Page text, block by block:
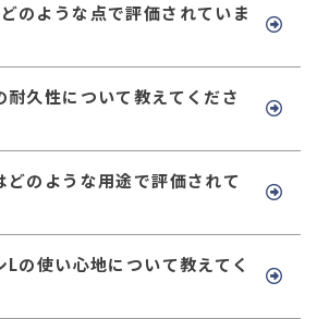
のような点で評価されていま
耐久性について教えてくださ
どのような用途で評価されて
の使い心地について教えてく